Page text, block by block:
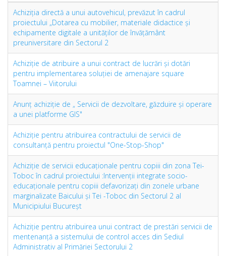
Achiziția directă a unui autovehicul, prevăzut în cadrul
proiectului „Dotarea cu mobilier, materiale didactice şi
echipamente digitale a unităţilor de învăţământ
preuniversitare din Sectorul 2
Achiziţie de atribuire a unui contract de lucrări şi dotări
pentru implementarea soluţiei de amenajare square
Toamnei – Viitorului
Anunţ achiziţie de „ Servicii de dezvoltare, găzduire și operare
a unei platforme GIS"
Achiziție pentru atribuirea contractului de servicii de
consultanţă pentru proiectul "One-Stop-Shop"
Achiziţie de servicii educaționale pentru copiii din zona Tei-
Toboc în cadrul proiectului :Intervenții integrate socio-
educaționale pentru copiii defavorizați din zonele urbane
marginalizate Baicului și Tei -Toboc din Sectorul 2 al
Municipiului Bucureșt
Achiziţie pentru atribuirea unui contract de prestări servicii de
mentenanță a sistemului de control acces din Sediul
Administrativ al Primăriei Sectorului 2